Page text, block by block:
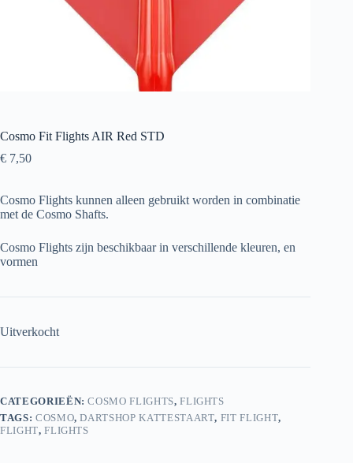
Cosmo Fit Flights AIR Red STD
€ 7,50
Cosmo Flights kunnen alleen gebruikt worden in combinatie
met de Cosmo Shafts.
Cosmo Flights zijn beschikbaar in verschillende kleuren, en
vormen
Uitverkocht
CATEGORIEËN:COSMO FLIGHTS,FLIGHTS
TAGS: COSMO,DARTSHOP KATTESTAART, FIT FLIGHT,
FLIGHT,FLIGHTS